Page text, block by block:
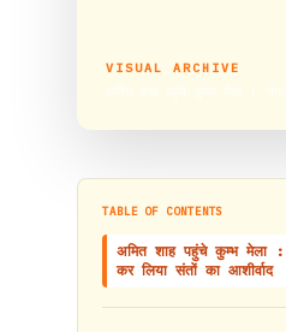
VISUAL ARCHIVE
TABLE OF CONTENTS
अमित शाह पहुंचे कुम्भ मेला :
कर लिया संतों का आशीर्वाद